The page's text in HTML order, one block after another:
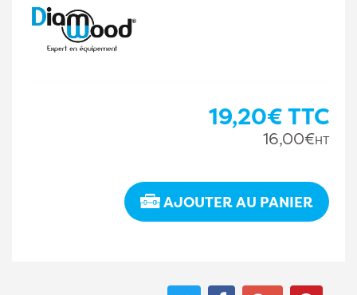
19,20€TTC
16,00€HT
AJOUTER AU PANIER